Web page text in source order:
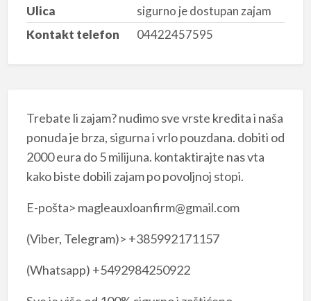
Ulica
sigurno je dostupan zajam
Kontakt telefon
04422457595
Trebate li zajam? nudimo sve vrste kredita i naša
ponuda je brza, sigurna i vrlo pouzdana. dobiti od
2000 eura do 5 milijuna. kontaktirajte nas vta
kako biste dobili zajam po povoljnoj stopi.
E-pošta> magleauxloanfirm@gmail.com
(Viber, Telegram)> +385992171157
(Whatsapp) +5492984250922